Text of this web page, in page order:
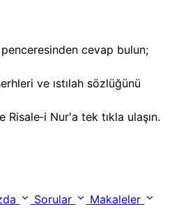
penceresinden cevap bulun;
ve ıstılah sözlüğünü
Risale‑i Nur'a tek tıkla ulaşın.
Hesabı
Sorular
Makaleler